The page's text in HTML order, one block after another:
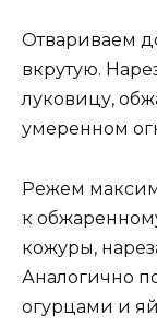
Отвариваем
вкрутую.
луковицу,
умеренном
Режем
к
кожуры,
Аналогично
огурцами и